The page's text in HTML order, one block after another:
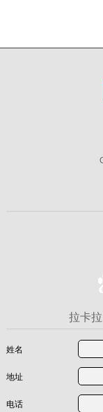
拉卡
姓名
地址
电话